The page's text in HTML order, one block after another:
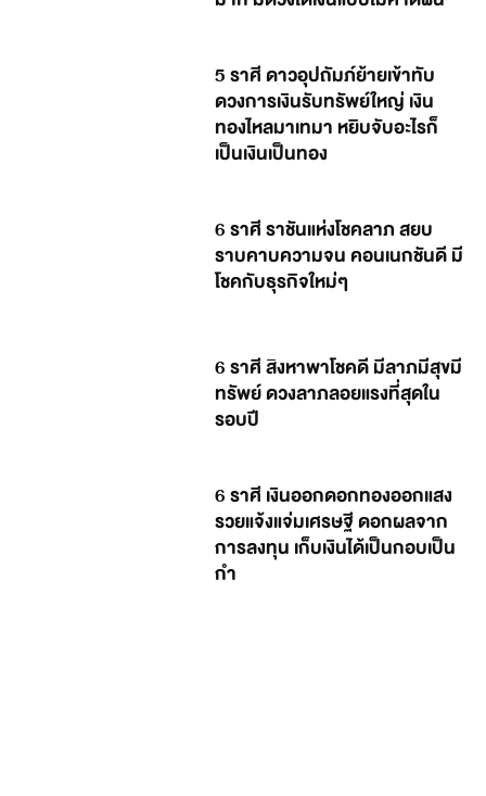
5 ราศี ดาวอุปถัมภ์ย้ายเข้าทับ
ดวงการเงินรับทรัพย์ใหญ่ เงิน
ทองไหลมาเทมา หยิบจับอะไรก็
เป็นเงินเป็นทอง
6 ราศี ราชันแห่งโชคลาภ สยบ
ราบคาบความจน คอนเนกชันดี มี
โชคกับธุรกิจใหม่ๆ
6 ราศี สิงหาพาโชคดี มีลาภมีสุขมี
ทรัพย์ ดวงลาภลอยแรงที่สุดใน
รอบปี
6 ราศี เงินออกดอกทองออกแสง
รวยแจ้งแจ่มเศรษฐี ดอกผลจาก
การลงทุน เก็บเงินได้เป็นกอบเป็น
กำ